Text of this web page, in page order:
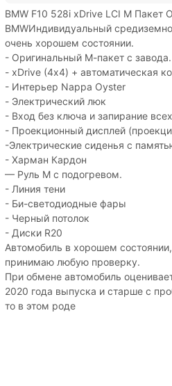
BMW F10 528i xDrive LCI M Пакет
BMWИндивидуальный
очень хорошем состоянии.
- Оригинальный М-пакет с завода.
- xDrive (4х4) + автоматическая
- Интерьер Nappa Oyster
- Электрический люк
- Вход без ключа и запирание
- Проекционный дисплей
-Электрические сиденья с
- Харман Кардон
— Руль М с подогревом.
- Линия тени
- Би-светодиодные фары
- Черный потолок
- Диски R20
Автомобиль в хорошем
принимаю любую проверку.
При обмене автомобиль
2020 года выпуска и старше с
то в этом роде